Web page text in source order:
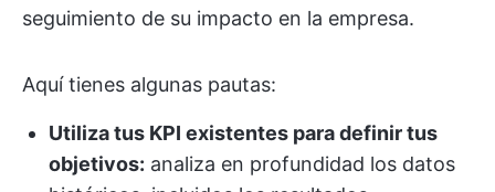
seguimiento de su impacto en la empresa.
Aquí tienes algunas pautas:
Utiliza tus KPI existentes para definir tus
objetivos: analiza en profundidad los datos